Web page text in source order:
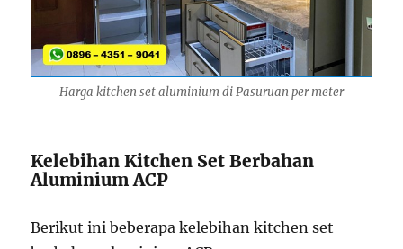
Harga kitchen set aluminium di Pasuruan per meter
Kelebihan Kitchen Set Berbahan
Aluminium ACP
Berikut ini beberapa kelebihan kitchen set